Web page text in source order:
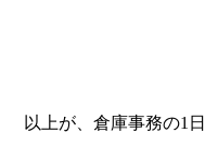
以上が、倉庫事務の1日